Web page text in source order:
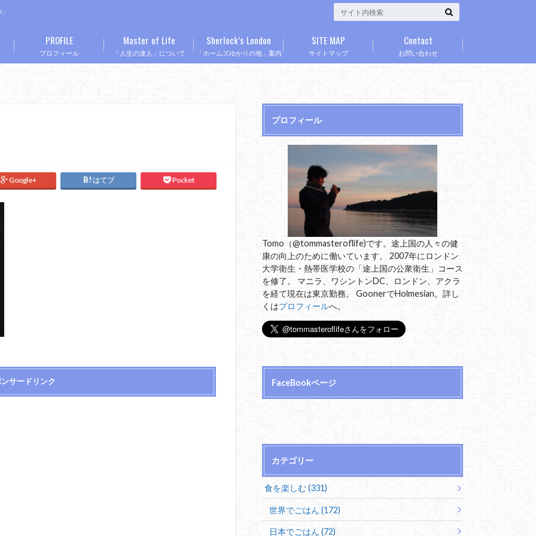
プロフィール
PROFILE
「人生の達人」について
Master of Life
「ホームズゆかりの地」案内
Sherlock’s London
サイトマップ
SITE MAP
お問い合わせ
Contact
Google+ はてブ Pocket
サードリンク
プロフィール
Tomo（@tommasteroflife)です。途上国の人々の健
康の向上のために働いています。 2007年にロンドン
大学衛生・熱帯医学校の「途上国の公衆衛生」コース
を修了。 マニラ、ワシントンDC、ロンドン、アクラ
を経て現在は東京勤務。 GoonerでHolmesian。詳し
くはプロフィールへ。
FaceBookページ
カテゴリー
食を楽しむ (331)
世界でごはん (172)
日本でごはん (72)